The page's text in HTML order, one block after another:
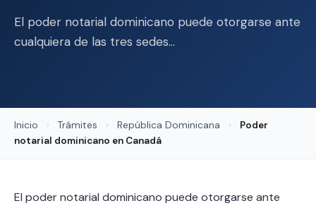
El poder notarial dominicano puede otorgarse ante
cualquiera de las tres sedes…
Inicio › Trámites › República Dominicana ›
Poder
notarial dominicano en Canadá
El poder notarial dominicano puede otorgarse ante